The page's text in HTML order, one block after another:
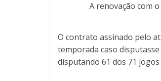
A renovação com
O contrato assinado pelo
temporada caso
disputando 61 dos 71